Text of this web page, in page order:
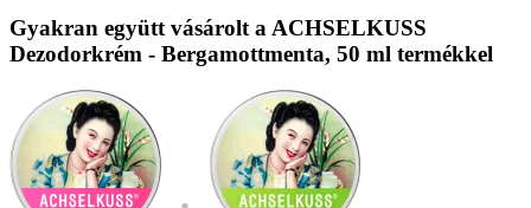
Gyakran együtt vásárolt a ACHSELKUSS
Dezodorkrém - Bergamottmenta, 50 ml termékkel